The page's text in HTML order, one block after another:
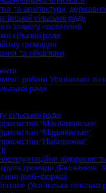
та архітектури,
сільської ради
захисту населення
сільскої ради
громадян
та обов’язки
роботи Усатівської
ради
сільської ради
“Міжлиманське”
“Маринівське”
“Набережне”
громади (Facebook:
(веб-форма)
(Усатівська сільська